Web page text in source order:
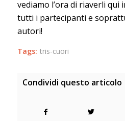
vediamo l’ora di riaverli qui
tutti i partecipanti e
autori!
Tags: tris-cuori
Condividi questo articolo